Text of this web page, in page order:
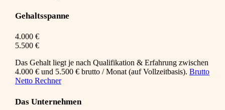
Gehaltsspanne
4.000 €
5.500 €
Das Gehalt liegt je nach Qualifikation & Erfahrung zwischen
4.000 € und 5.500 € brutto / Monat (auf Vollzeitbasis). Brutto
Netto Rechner
Das Unternehmen